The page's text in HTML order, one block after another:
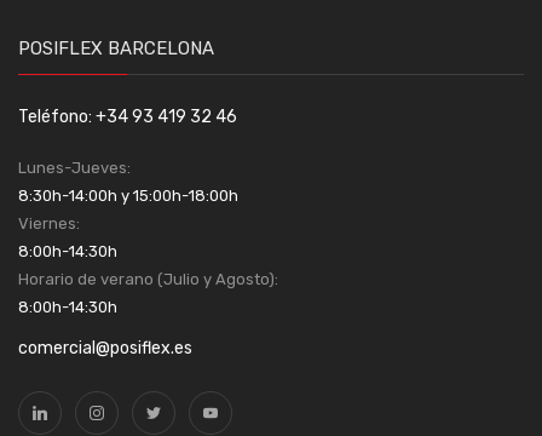
POSIFLEX BARCELONA
Teléfono: +34 93 419 32 46
Lunes-Jueves:
8:30h-14:00h y 15:00h-18:00h
Viernes:
8:00h-14:30h
Horario de verano (Julio y Agosto):
8:00h-14:30h
comercial@posiflex.es